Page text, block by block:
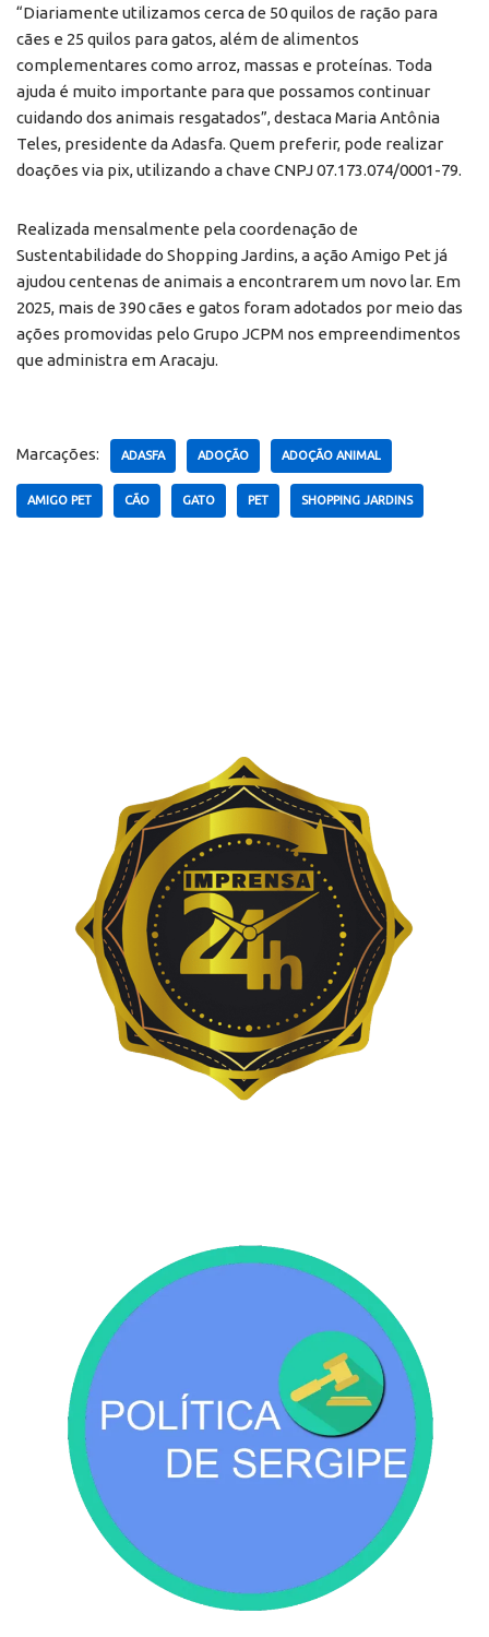
“Diariamente utilizamos cerca de 50 quilos de ração para
cães e 25 quilos para gatos, além de alimentos
complementares como arroz, massas e proteínas. Toda
ajuda é muito importante para que possamos continuar
cuidando dos animais resgatados”, destaca Maria Antônia
Teles, presidente da Adasfa. Quem preferir, pode realizar
doações via pix, utilizando a chave CNPJ 07.173.074/0001-79.
Realizada mensalmente pela coordenação de
Sustentabilidade do Shopping Jardins, a ação Amigo Pet já
ajudou centenas de animais a encontrarem um novo lar. Em
2025, mais de 390 cães e gatos foram adotados por meio das
ações promovidas pelo Grupo JCPM nos empreendimentos
que administra em Aracaju.
Marcações: ADASFA ADOÇÃO ADOÇÃO ANIMAL
AMIGO PET CÃO GATO PET SHOPPING JARDINS